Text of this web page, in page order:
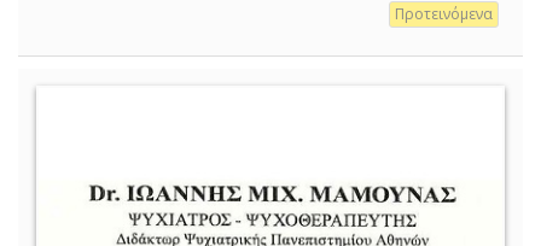
Προτεινόμενα